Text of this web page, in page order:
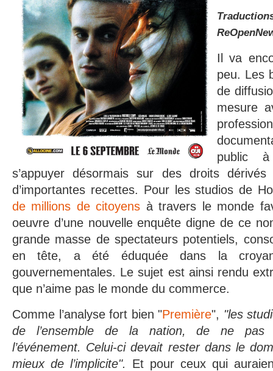
Il va
peu. Les
de
mesure
public
s’appuyer désormais sur des droits
d’importantes recettes. Pour les studios de
de millions de citoyens à travers le monde
oeuvre d’une nouvelle enquête digne de ce
grande masse de spectateurs potentiels,
en tête, a été éduquée dans la
gouvernementales. Le sujet est ainsi rendu
que n’aime pas le monde du commerce.
Comme l’analyse fort bien "Première", "les
de l’ensemble de la nation, de ne pas
l’événement. Celui-ci devait rester dans le
mieux de l’implicite".
Et pour ceux qui